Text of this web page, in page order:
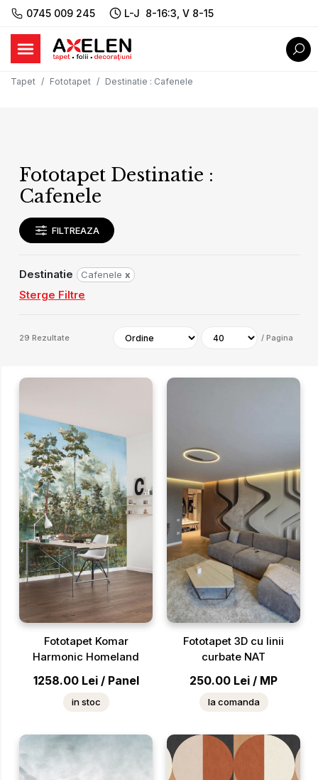
0745 009 245 L-J 8-16:3, V 8-15
Tapet Fototapet Destinatie : Cafenele
Fototapet Destinatie :
Cafenele
FILTREAZA
Destinatie Cafenele x
Sterge Filtre
29 Rezultate / Pagina
Fototapet Komar
Harmonic Homeland
1258.00 Lei / Panel
in stoc
Fototapet 3D cu linii
curbate NAT
250.00 Lei / MP
la comanda